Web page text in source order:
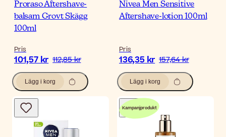
Proraso Aftershave-
balsam Grovt Skägg
100ml
Pris
101,57 kr 112,85 kr
Lägg i korg
Nivea Men Sensitive
Aftershave-lotion 100ml
Pris
136,35 kr 157,64 kr
Lägg i korg
Kampanjprodukt